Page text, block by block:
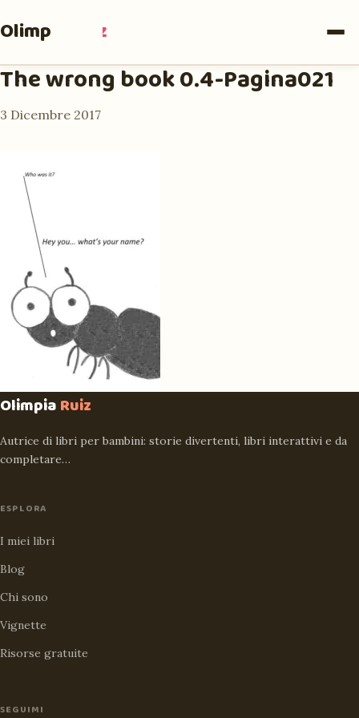
Olimpia Ruiz
The wrong book 0.4-Pagina021
3 Dicembre 2017
OlimpiaRuiz
Autrice di libri per bambini: storie divertenti, libri interattivi e da
completare…
ESPLORA
I miei libri
Blog
Chi sono
Vignette
Risorse gratuite
SEGUIMI